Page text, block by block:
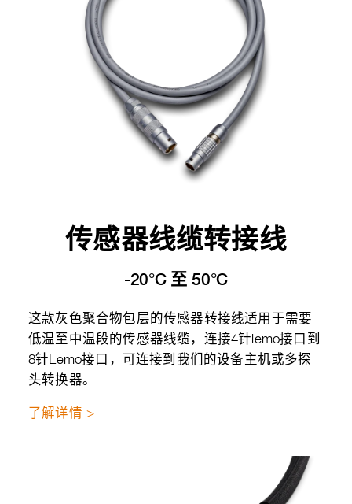
传感器线缆转接线
-20°C 至 50°C
这款灰色聚合物包层的传感器转接线适用于需要
低温至中温段的传感器线缆，连接4针lemo接口到
8针Lemo接口，可连接到我们的设备主机或多探
头转换器。
了解详情 >